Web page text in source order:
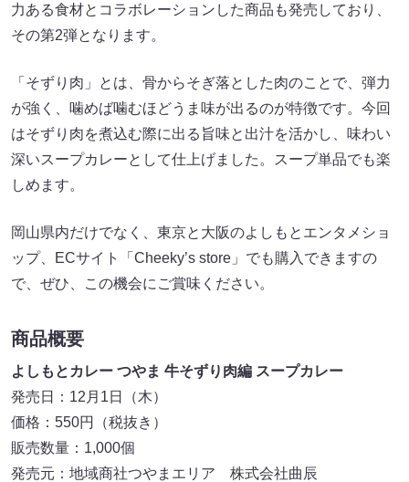
力ある食材とコラボレーションした商品も発売しており、
その第2弾となります。
「そずり肉」とは、骨からそぎ落とした肉のことで、弾力
が強く、噛めば噛むほどうま味が出るのが特徴です。今回
はそずり肉を煮込む際に出る旨味と出汁を活かし、味わい
深いスープカレーとして仕上げました。スープ単品でも楽
しめます。
岡山県内だけでなく、東京と大阪のよしもとエンタメショ
ップ、ECサイト「Cheeky’s store」でも購入できますの
で、ぜひ、この機会にご賞味ください。
商品概要
よしもとカレー つやま 牛そずり肉編 スープカレー
発売日：12月1日（木）
価格：550円（税抜き）
販売数量：1,000個
発売元：地域商社つやまエリア 株式会社曲辰